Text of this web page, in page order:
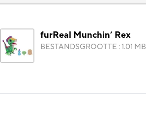
furReal Munchin’ Rex
BESTANDSGROOTTE :1.01 MB